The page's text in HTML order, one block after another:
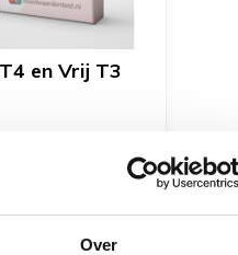
Over
en Vrij T3
werkende
bent u